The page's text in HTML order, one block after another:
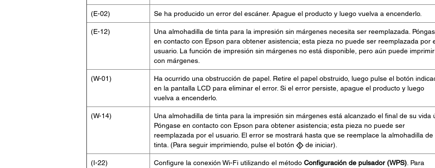
(E-02) Se ha producido un error del escáner. Apague el producto y luego vuelva a encenderlo.
(E-12)
Una almohadilla de tinta para la impresión sin márgenes necesita ser reemplazada.
en contacto con Epson para obtener asistencia; esta pieza no puede ser reemplazada por
usuario. La función de impresión sin márgenes no está disponible, pero aún puede imprimir
con márgenes.
(W-01)
Ha ocurrido una obstrucción de papel. Retire el papel obstruido, luego pulse el botón
en la pantalla LCD para eliminar el error. Si el error persiste, apague el producto y luego
vuelva a encenderlo.
(W-14)
Una almohadilla de tinta para la impresión sin márgenes está alcanzado el final de su vida
Póngase en contacto con Epson para obtener asistencia; esta pieza no puede ser
reemplazada por el usuario. El error se mostrará hasta que se reemplace la almohadilla de
tinta. (Para seguir imprimiendo, pulse el botón
de iniciar).
(I-22) Configure la conexión Wi-Fi utilizando el método Configuración de pulsador (WPS). Para